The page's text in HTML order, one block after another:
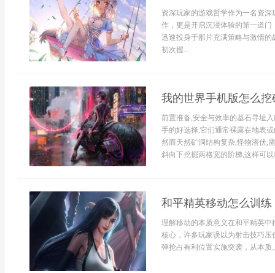
资深玩家的游戏哲学作为一名资
作，更是开启沉浸体验的第一道
迅速投身于那片充满策略与激情
初次握...
我的世界手机版怎么
前置准备,安全与效率的基石寻址
手的好选择,它们通常裸露在地表
然而天然矿洞结构复杂,怪物潜伏,
斜向下挖掘两格宽的阶梯,这样可
和平精英移动怎么训
理解移动的本质意义在和平精英
核心，许多玩家误以为射击技巧
弹抢占有利位置实施突袭，从本